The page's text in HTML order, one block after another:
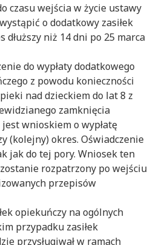
czasu wejścia w życie ustawy
o dodatkowy zasiłek
dłuższy niż 14 dni po 25 marca
do wypłaty dodatkowego
z powodu konieczności
nad dzieckiem do lat 8 z
zamknięcia
wnioskiem o wypłatę
(kolejny) okres. Oświadczenie
jak do tej pory. Wniosek ten
rozpatrzony po wejściu
przepisów
opiekuńczy na ogólnych
przypadku zasiłek
przysługiwał w ramach